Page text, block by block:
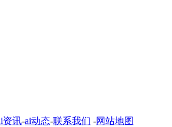
资讯-ai动态-联系我们 -网站地图